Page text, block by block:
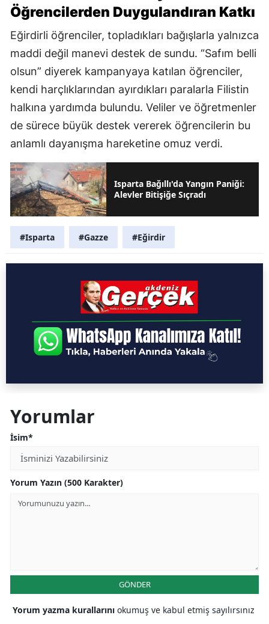
Öğrencilerden Duygulandıran Katkı
Eğirdirli öğrenciler, topladıkları bağışlarla yalnızca
maddi değil manevi destek de sundu. “Safım belli
olsun” diyerek kampanyaya katılan öğrenciler,
kendi harçlıklarından ayırdıkları paralarla Filistin
halkına yardımda bulundu. Veliler ve öğretmenler
de sürece büyük destek vererek öğrencilerin bu
anlamlı dayanışma hareketine omuz verdi.
Isparta Bağıllı'da Yangın Paniği:
Alevler Bitişiğe Sıçradı
#Isparta #Gazze #Eğirdir
Yorumlar
İsim*
Yorum Yazın (500 Karakter)
GÖNDER
Yorum yazma kurallarını okumuş ve kabul etmiş sayılırsınız